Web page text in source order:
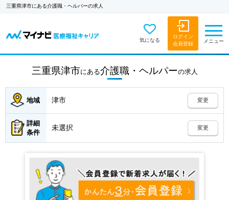
三重県津市にある介護職・ヘルパーの求人
気になる
ログイン
会員登録
メニュー
三重県津市にある介護職・ヘルパーの求人
地域 津市 変更
詳細
条件
未選択 変更